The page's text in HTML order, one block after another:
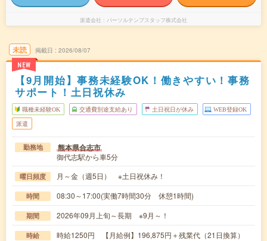
派遣会社 パーソルテンプスタッフ株式会社
未読
NEW
掲載日 2026/08/07
【9月開始】事務未経験OK！働きやすい！事務
サポート！土日祝休み
職種未経験OK 交通費別途支給あり 土日祝日が休み WEB登録OK
派遣
勤務地 熊本県合志市
御代志駅から車5分
曜日頻度 月～金（週5日） ※土日祝休み！
時間 08:30～17:00(実働7時間30分 休憩1時間)
期間 2026年09月上旬～長期 ※9月～！
時給 時給1250円 【月給例】196,875円＋残業代（21日換算）